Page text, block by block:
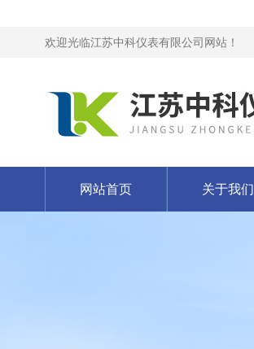
欢迎光临江苏中科仪表有限公司网站！
网站首页 关于我们